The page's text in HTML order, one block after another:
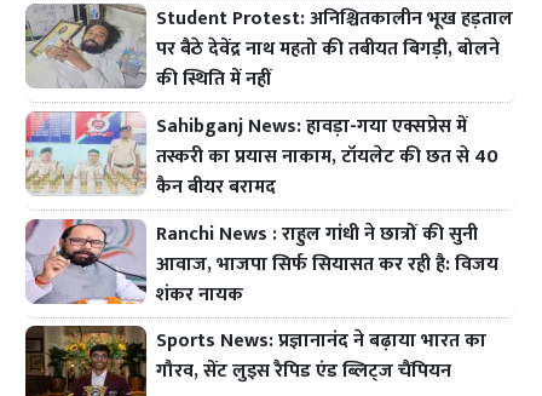
Student Protest: अनिश्चितकालीन भूख हड़ताल
पर बैठे देवेंद्र नाथ महतो की तबीयत बिगड़ी, बोलने
की स्थिति में नहीं
Sahibganj News: हावड़ा-गया एक्सप्रेस में
तस्करी का प्रयास नाकाम, टॉयलेट की छत से 40
कैन बीयर बरामद
Ranchi News : राहुल गांधी ने छात्रों की सुनी
आवाज, भाजपा सिर्फ सियासत कर रही है: विजय
शंकर नायक
Sports News: प्रज्ञानानंद ने बढ़ाया भारत का
गौरव, सेंट लुइस रैपिड एंड ब्लिट्ज चैंपियन